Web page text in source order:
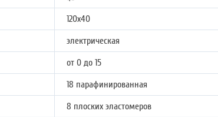
120х40
электрическая
от 0 до 15
18 парафинированная
8 плоских эластомеров